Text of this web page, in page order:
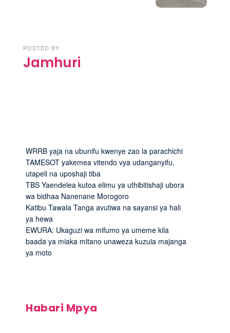
POSTED BY
Jamhuri
WRRB yaja na ubunifu kwenye zao la parachichi
TAMESOT yakemea vitendo vya udanganyifu,
utapeli na uposhaji tiba
TBS Yaendelea kutoa elimu ya uthibitishaji ubora
wa bidhaa Nanenane Morogoro
Katibu Tawala Tanga avutiwa na sayansi ya hali
ya hewa
EWURA: Ukaguzi wa mifumo ya umeme kila
baada ya miaka mitano unaweza kuzuia majanga
ya moto
Habari Mpya